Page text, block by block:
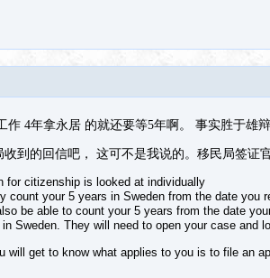
作 4年拿永居 的就还要等5年啊。 事实胜于雄
到的回信吧， 这可不是我说的。移民局签证
for citizenship is looked at individually
count your 5 years in Sweden from the date you
be able to count your 5 years from the date
Sweden. They will need to open your case and
will get to know what applies to you is to file an